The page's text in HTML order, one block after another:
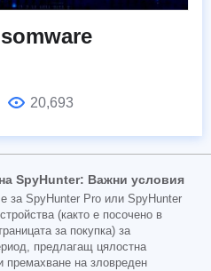
20,693
SpyHunter: Важни условия
за SpyHunter Pro или SpyHunter
(както е посочено в
за покупка) за
предлагащ цялостна
премахване на зловреден